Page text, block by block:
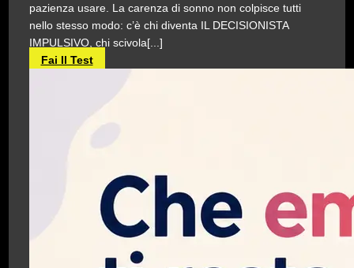
pazienza usare. La carenza di sonno non colpisce tutti
nello stesso modo: c’è chi diventa IL DECISIONISTA
IMPULSIVO, chi scivola[...]
Fai Il Test